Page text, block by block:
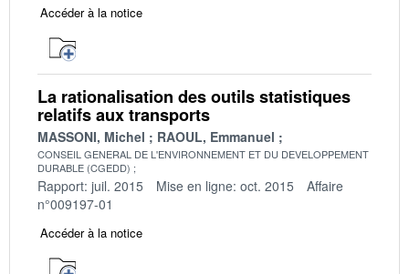
Accéder à la notice
La rationalisation des outils statistiques
relatifs aux transports
MASSONI, Michel RAOUL, Emmanuel
CONSEIL GENERAL DE L'ENVIRONNEMENT ET DU DEVELOPPEMENT
DURABLE (CGEDD)
Rapport: juil. 2015 Mise en ligne: oct. 2015
Affaire
n°009197-01
Accéder à la notice